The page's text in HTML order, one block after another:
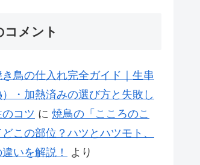
コメント
鳥の仕入れ完全ガイド｜生串
）・加熱済みの選び方と失敗し
コツ に 焼鳥の「こころのこ
どこの部位？ハツとハツモト、
いを解説！
より